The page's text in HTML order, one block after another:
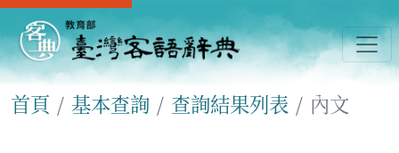
首頁 基本查詢 查詢結果列表 內文